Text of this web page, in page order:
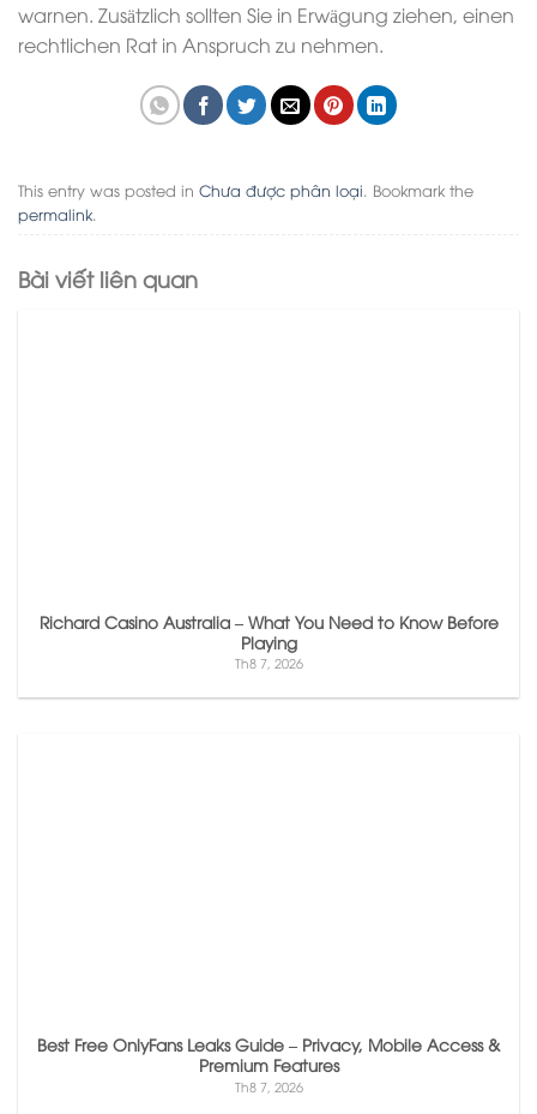
warnen. Zusätzlich sollten Sie in Erwägung ziehen, einen
rechtlichen Rat in Anspruch zu nehmen.
This entry was posted in Chưa được phân loại . Bookmark the
permalink
Bài viết liên quan
Richard Casino Australia – What You Need to Know Before
Playing
Th8 7, 2026
Best Free OnlyFans Leaks Guide – Privacy, Mobile Access &
Premium Features
Th8 7, 2026